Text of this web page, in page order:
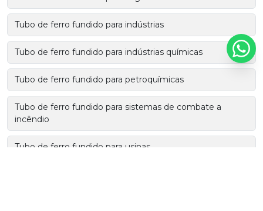
Tubo de ferro fundido para indústrias
Tubo de ferro fundido para indústrias químicas
Tubo de ferro fundido para petroquímicas
Tubo de ferro fundido para sistemas de combate a
incêndio
Tubo de ferro fundido para usinas